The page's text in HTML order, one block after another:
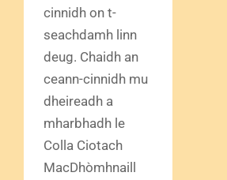
cinnidh on t-
seachdamh linn
deug. Chaidh an
ceann-cinnidh mu
dheireadh a
mharbhadh le
Colla Ciotach
MacDhòmhnaill